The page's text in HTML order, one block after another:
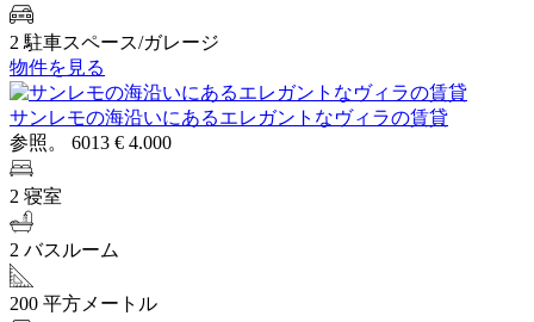
2 駐車スペース/ガレージ
物件を見る
サンレモの海沿いにあるエレガントなヴィラの賃貸
参照。 6013 € 4.000
2 寝室
2 バスルーム
200 平方メートル